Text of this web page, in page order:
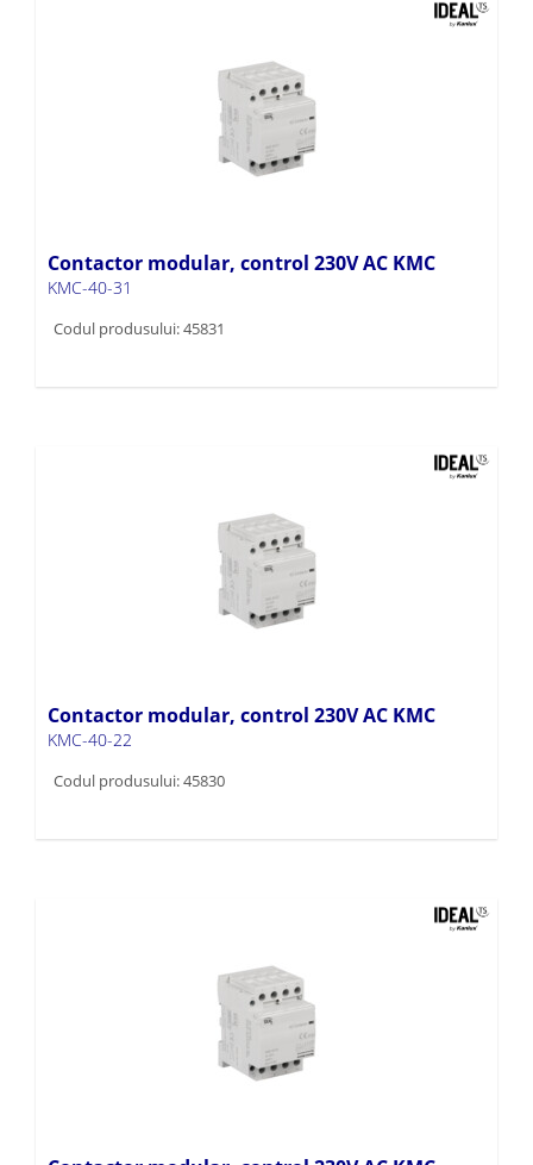
Contactor modular, control 230V AC KMC
KMC-40-31
Codul produsului: 45831
Contactor modular, control 230V AC KMC
KMC-40-22
Codul produsului: 45830